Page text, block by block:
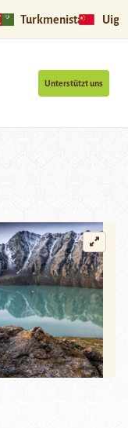
Turkmenistan
Unterstützt uns